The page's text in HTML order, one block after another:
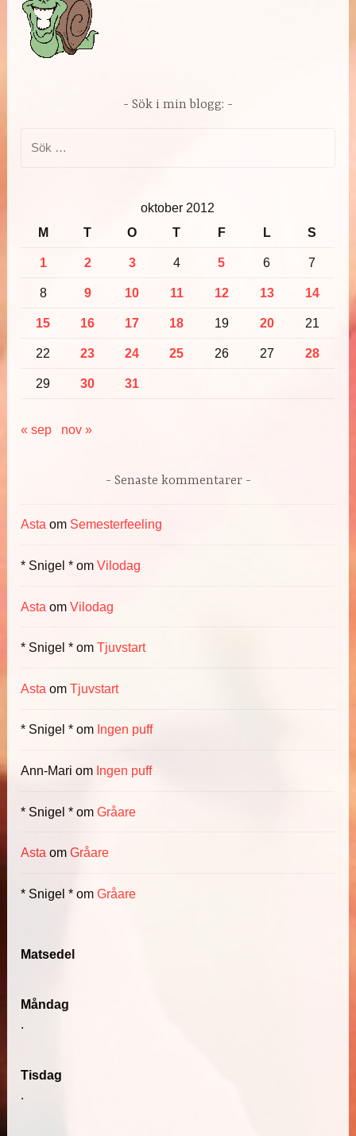
Sök i min blogg:
oktober 2012
M
T O T F L S
1 2 3 4 5 6 7
8 9 10 11 12 13 14
15 16 17 18 19 20 21
22 23 24 25 26 27 28
29 30 31
« sep nov »
Senaste kommentarer
Asta om Semesterfeeling
* Snigel * omVilodag
Asta omVilodag
* Snigel * omTjuvstart
Asta omTjuvstart
* Snigel * om Ingen puff
Ann-Mari om Ingen puff
* Snigel * omGråare
Asta omGråare
* Snigel * omGråare
Matsedel
Måndag
.
Tisdag
.